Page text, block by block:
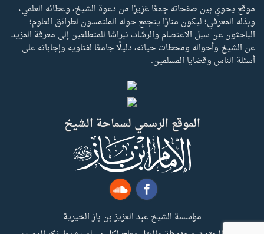
موقع يحوي بين صفحاته جمعًا غزيرًا من دعوة الشيخ، وعطائه العلمي،
وبذله المعرفي؛ ليكون منارًا يتجمع حوله الملتمسون لطرائق العلوم؛
الباحثون عن سبل الاعتصام والرشاد، نبراسًا للمتطلعين إلى معرفة المزيد
عن الشيخ وأحواله ومحطات حياته، دليلًا جامعًا لفتاويه وإجاباته على
أسئلة الناس وقضايا المسلمين.
الموقع الرسمي لسماحة الشيخ
مؤسسة الشيخ عبد العزيز بن باز الخيرية